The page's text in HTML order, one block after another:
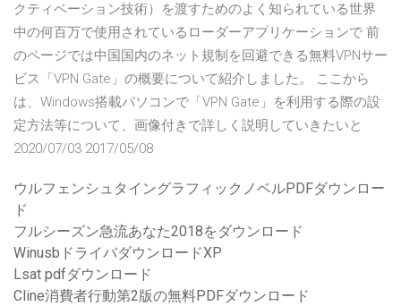
クティベーション技術）を渡すためのよく知られている世界
中の何百万で使用されているローダーアプリケーションで 前
のページでは中国国内のネット規制を回避できる無料VPNサー
ビス「VPN Gate」の概要について紹介しました。 ここから
は、Windows搭載パソコンで「VPN Gate」を利用する際の設
定方法等について、画像付きで詳しく説明していきたいと
2020/07/03 2017/05/08
ウルフェンシュタイングラフィックノベルPDFダウンロー
ド
フルシーズン急流あなた2018をダウンロード
WinusbドライバダウンロードXP
Lsat pdfダウンロード
Cline消費者行動第2版の無料PDFダウンロード